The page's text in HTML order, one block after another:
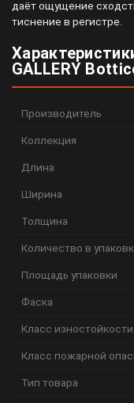
даёт ощущение
тиснение в регистре.
GALLERY
Производитель
Коллекция
Длина
Ширина
Толщина
Количество в
Площадь упаковки
Фаска
Класс изностойкости
Класс пожарной
Тип товара